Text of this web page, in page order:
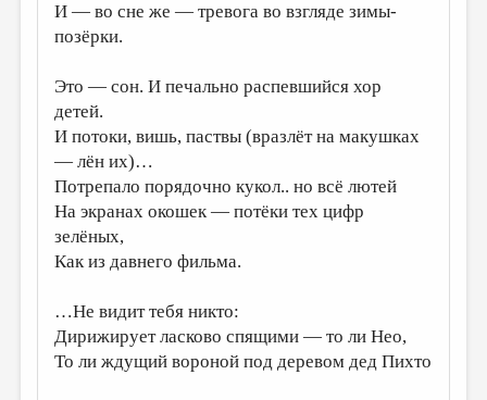
ПЕРЕВОДЫ
ДЕТСКАЯ КОМНАТА
КНИЖНАЯ ПОЛКА
ОБЗОР ЛИТЕРАТУРЫ
СТРАНИЦЫ ПАМЯТИ
ОБЪЯВЛЕНИЯ
РЕДКОЛЛЕГИЯ
ОТ РЕДАКЦИИ
И — во сне же — тревога во взгляде зимы-
позёрки.
Это — сон. И печально распевшийся хор
детей.
И потоки, вишь, паствы (вразлёт на макушках
— лён их)…
Потрепало порядочно кукол.. но всё лютей
На экранах окошек — потёки тех цифр
зелёных,
Как из давнего фильма.
…Не видит тебя никто:
Дирижирует ласково спящими — то ли Нео,
То ли ждущий вороной под деревом дед Пихто